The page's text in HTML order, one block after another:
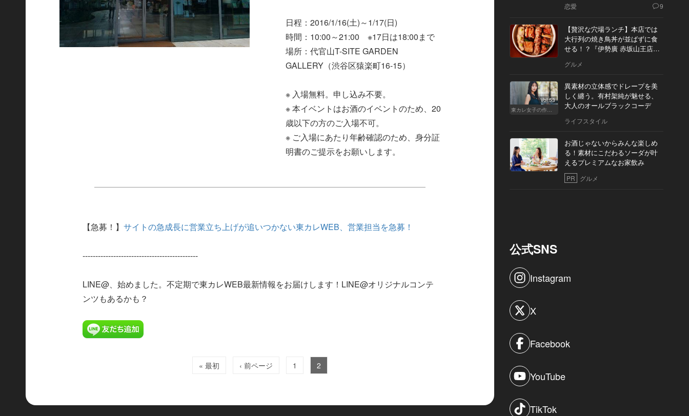
日程：2016/1/16(土)～1/17(日)
時間：10:00～21:00 ※17日は18:00まで
場所：代官山T-SITE GARDEN
GALLERY（渋谷区猿楽町16-15）
※ 入場無料。申し込み不要。
※ 本イベントはお酒のイベントのため、20
歳以下の方のご入場不可。
※ ご入場にあたり年齢確認のため、身分証
明書のご提示をお願いします。
【急募！】サイトの急成長に営業立ち上げが追いつかない東カレWEB、営業担当を急募！
---------------------------------------------
LINE@、始めました。不定期で東カレWEB最新情報をお届けします！LINE@オリジナルコンテ
ンツもあるかも？
« 最初 ‹ 前ページ 1 2
恋愛 9
【贅沢な穴場ランチ】本店では
大行列の焼き鳥丼が並ばずに食
せる！？『伊勢廣 赤坂山王店』
グルメ
Vol.53
東カレ女子の作り方
異素材の立体感でドレープを美
しく纏う。有村架純が魅せる、
大人のオールブラックコーデ
ライフスタイル
お酒じゃないからみんな楽しめ
る！素材にこだわるソーダが叶
えるプレミアムなお家飲み
PR グルメ
公式SNS
Instagram
X
Facebook
YouTube
TikTok